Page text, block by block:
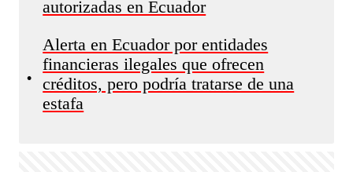
autorizadas en Ecuador
•
Alerta en Ecuador por entidades
financieras ilegales que ofrecen
créditos, pero podría tratarse de una
estafa